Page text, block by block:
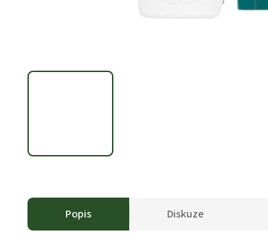
Popis Diskuze